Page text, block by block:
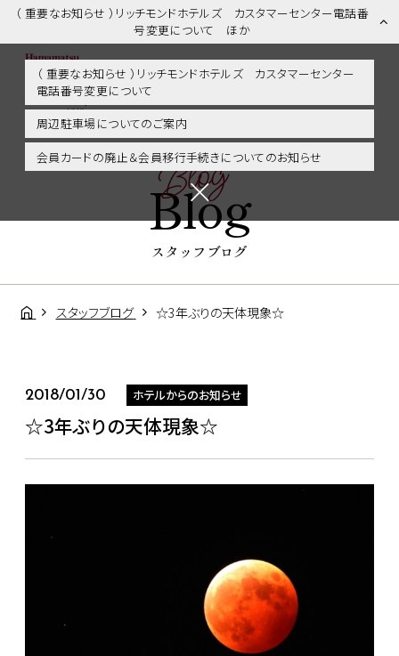
（ 重要なお知らせ ）リッチモンドホテルズ カスタマーセンター電話番
号変更について ほか
（ 重要なお知らせ ）リッチモンドホテルズ カスタマーセンター
電話番号変更について
周辺駐車場についてのご案内
会員カードの廃止＆会員移行手続きについてのお知らせ
スタッフブログ | 浜松市内・掛川・静岡エリアに好アクセス！リッチモ
ンドホテル浜松
Blog
Blog
スタッフブログ
スタッフブログ ☆3年ぶりの天体現象☆
2018/01/30 ホテルからのお知らせ
☆3年ぶりの天体現象☆